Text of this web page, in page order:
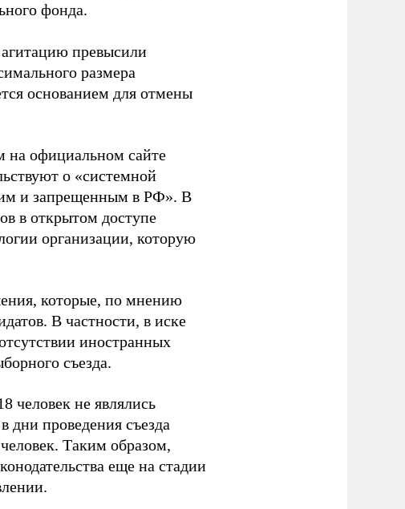
фонда.
превысили
размера
основанием для отмены
на официальном сайте
о «системной
и запрещенным в РФ». В
в открытом доступе
организации, которую
которые, по мнению
В частности, в иске
иностранных
съезда.
человек не являлись
дни проведения съезда
Таким образом,
еще на стадии